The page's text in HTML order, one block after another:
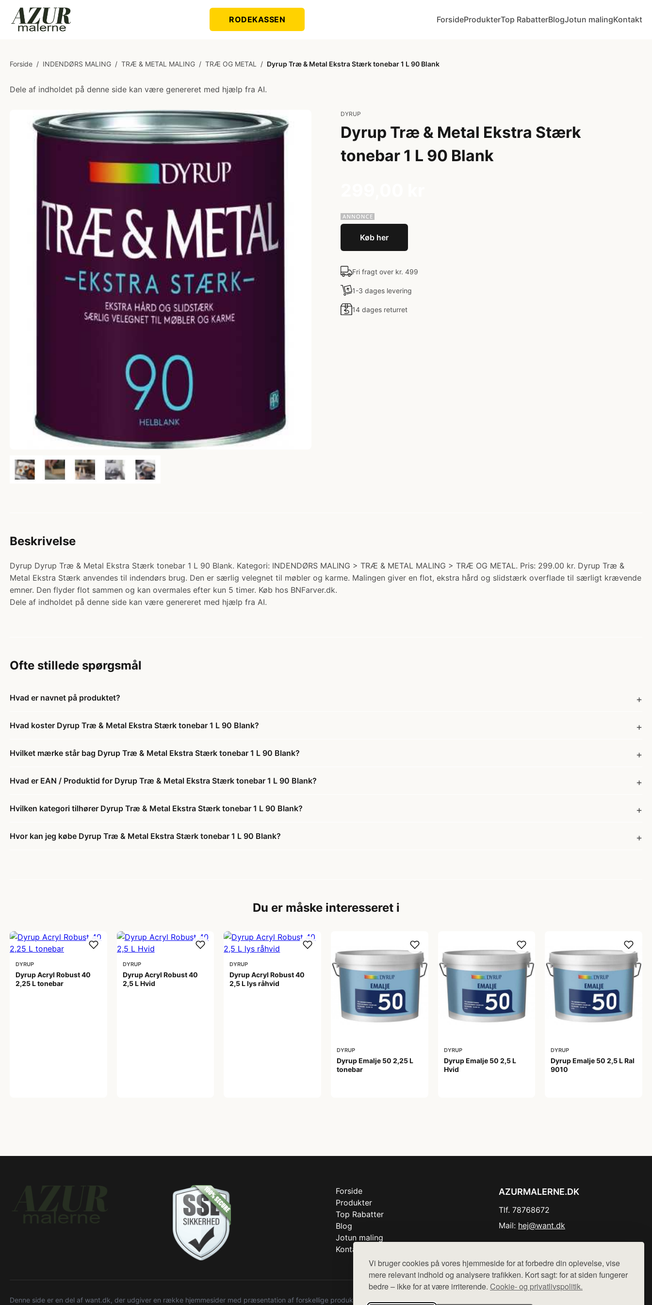
Vi bruger cookies på vores hjemmeside for at forbedre din oplevelse, vise
mere relevant indhold og analysere trafikken. Kort sagt: for at siden fungerer
bedre – ikke for at være irriterende. Cookie- og privatlivspolitik.
RODEKASSEN ForsideProdukterTop RabatterBlogJotun malingKontakt
Forside / INDENDØRS MALING / TRÆ & METAL MALING / TRÆ OG METAL / Dyrup Træ & Metal Ekstra Stærk tonebar 1 L 90 Blank
Dele af indholdet på denne side kan være genereret med hjælp fra AI.
DYRUP
Dyrup Træ & Metal Ekstra Stærk
tonebar 1 L 90 Blank
Køb her
Fri fragt over kr. 499
1-3 dages levering
14 dages returret
Beskrivelse
Dyrup Dyrup Træ & Metal Ekstra Stærk tonebar 1 L 90 Blank. Kategori: INDENDØRS MALING > TRÆ & METAL MALING > TRÆ OG METAL. Pris: 299.00 kr. Dyrup Træ &
Metal Ekstra Stærk anvendes til indendørs brug. Den er særlig velegnet til møbler og karme. Malingen giver en flot, ekstra hård og slidstærk overflade til særligt krævende
emner. Den flyder flot sammen og kan overmales efter kun 5 timer. Køb hos BNFarver.dk.
Dele af indholdet på denne side kan være genereret med hjælp fra AI.
Ofte stillede spørgsmål
Hvad er navnet på produktet?
Hvad koster Dyrup Træ & Metal Ekstra Stærk tonebar 1 L 90 Blank?
Hvilket mærke står bag Dyrup Træ & Metal Ekstra Stærk tonebar 1 L 90 Blank?
Hvad er EAN / Produktid for Dyrup Træ & Metal Ekstra Stærk tonebar 1 L 90 Blank?
Hvilken kategori tilhører Dyrup Træ & Metal Ekstra Stærk tonebar 1 L 90 Blank?
Hvor kan jeg købe Dyrup Træ & Metal Ekstra Stærk tonebar 1 L 90 Blank?
Du er måske interesseret i
DYRUP
Dyrup Acryl Robust 40
2,25 L tonebar
DYRUP
Dyrup Acryl Robust 40
2,5 L Hvid
DYRUP
Dyrup Acryl Robust 40
2,5 L lys råhvid
DYRUP
Dyrup Emalje 50 2,25 L
tonebar
DYRUP
Dyrup Emalje 50 2,5 L
Hvid
DYRUP
Dyrup Emalje 50 2,5 L Ral
9010
Forside
Produkter
Top Rabatter
Blog
Jotun maling
Kontakt
AZURMALERNE.DK
Tlf. 78768672
Mail: hej@want.dk
Denne side er en del af want.dk, der udgiver en række hjemmesider med præsentation af forskellige produkter fra diverse webshops. Der sælges ikke varer fra denne side - vi henviser til de shops,